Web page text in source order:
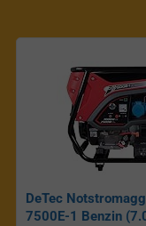
DeTec
7500E-1 Benzin